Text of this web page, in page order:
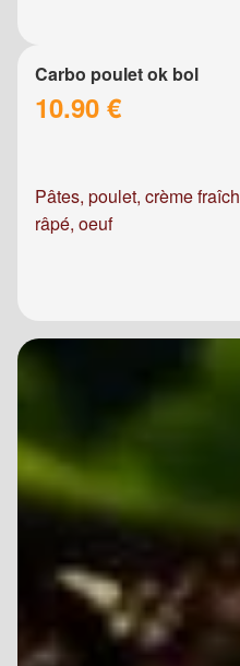
Carbo poulet ok bol
10.90 €
Pâtes, poulet, crème
râpé, oeuf